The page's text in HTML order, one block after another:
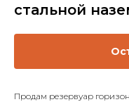
стальной
Продам резервуар